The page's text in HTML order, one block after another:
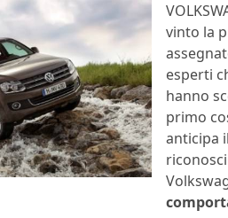
vinto la
esperti
hanno
primo
anticipa